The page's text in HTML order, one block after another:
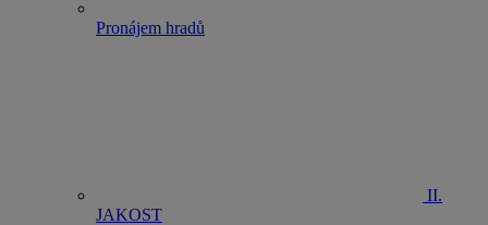
Pronájem hradů
II.
JAKOST